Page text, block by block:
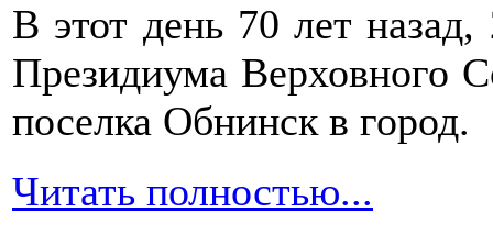
В этот день 70 лет
Президиума Верховного
поселка Обнинск в город.
Читать полностью...